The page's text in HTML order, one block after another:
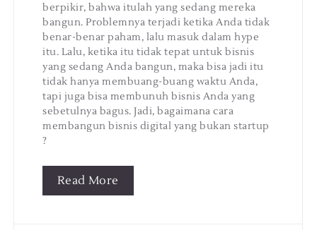
berpikir, bahwa itulah yang sedang mereka
bangun. Problemnya terjadi ketika Anda tidak
benar-benar paham, lalu masuk dalam hype
itu. Lalu, ketika itu tidak tepat untuk bisnis
yang sedang Anda bangun, maka bisa jadi itu
tidak hanya membuang-buang waktu Anda,
tapi juga bisa membunuh bisnis Anda yang
sebetulnya bagus. Jadi, bagaimana cara
membangun bisnis digital yang bukan startup
?
Read More